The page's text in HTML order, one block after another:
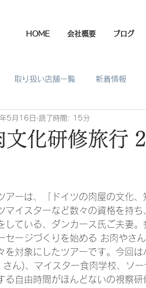
HOME 会社概要 ブログ
取り扱い店舗一覧 新着情報
文化研修旅行
5月16日 読了時間: 15分
アーは、「ドイツの肉屋の文化
マイスターなど数々の資格を持
している、ダンカース氏ご夫妻
セージづくりを始める お肉やさ
を対象にしたツアーです。今回
ん)、マイスター食肉学校、ソ
る自由時間がほんどないの視察研